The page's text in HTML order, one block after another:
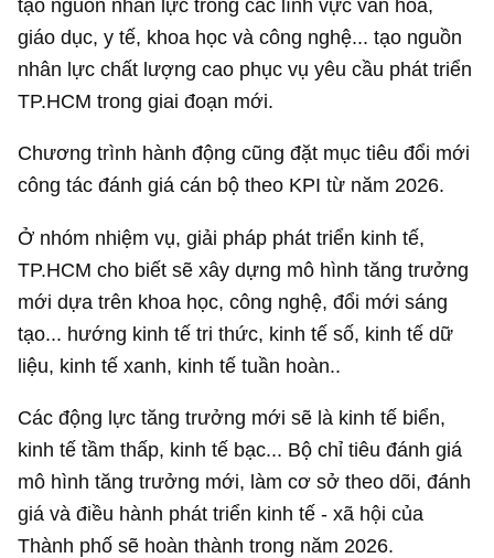
tạo nguồn nhân lực trong các lĩnh vực văn hóa,
giáo dục, y tế, khoa học và công nghệ... tạo nguồn
nhân lực chất lượng cao phục vụ yêu cầu phát triển
TP.HCM trong giai đoạn mới.
Chương trình hành động cũng đặt mục tiêu đổi mới
công tác đánh giá cán bộ theo KPI từ năm 2026.
Ở nhóm nhiệm vụ, giải pháp phát triển kinh tế,
TP.HCM cho biết sẽ xây dựng mô hình tăng trưởng
mới dựa trên khoa học, công nghệ, đổi mới sáng
tạo... hướng kinh tế tri thức, kinh tế số, kinh tế dữ
liệu, kinh tế xanh, kinh tế tuần hoàn..
Các động lực tăng trưởng mới sẽ là kinh tế biển,
kinh tế tầm thấp, kinh tế bạc... Bộ chỉ tiêu đánh giá
mô hình tăng trưởng mới, làm cơ sở theo dõi, đánh
giá và điều hành phát triển kinh tế - xã hội của
Thành phố sẽ hoàn thành trong năm 2026.